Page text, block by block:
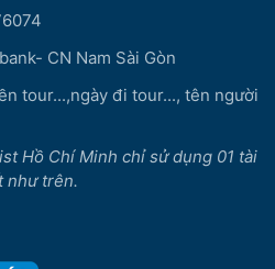
CN Nam Sài Gòn
tour...,ngày đi tour..., tên người
Hồ Chí Minh chỉ sử dụng 01 tài
như trên.